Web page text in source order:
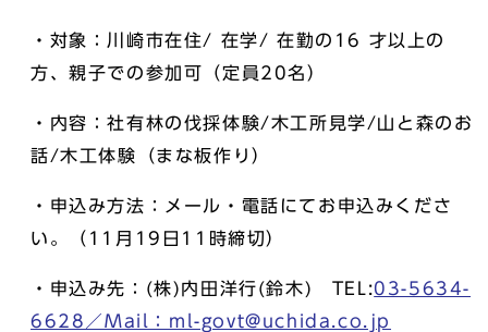
・対象：川崎市在住/ 在学/ 在勤の16 才以上の
方、親子での参加可（定員20名）
・内容：社有林の伐採体験/木工所見学/山と森のお
話/木工体験（まな板作り）
・申込み方法：メール・電話にてお申込みくださ
い。（11月19日11時締切）
・申込み先：(株)内田洋行(鈴木) TEL:03-5634-
6628／Mail：ml-govt@uchida.co.jp